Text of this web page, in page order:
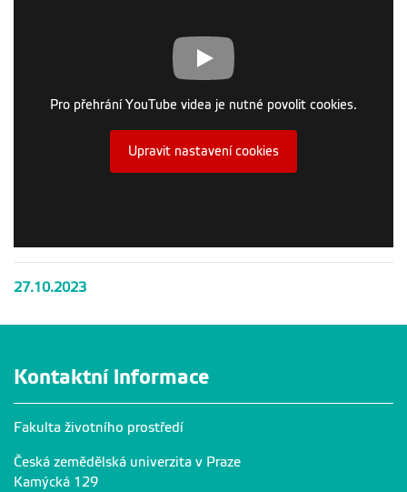
Pro přehrání YouTube videa je nutné povolit cookies.
Upravit nastavení cookies
27.10.2023
Kontaktní informace
Fakulta životního prostředí
Česká zemědělská univerzita v Praze
Kamýcká 129